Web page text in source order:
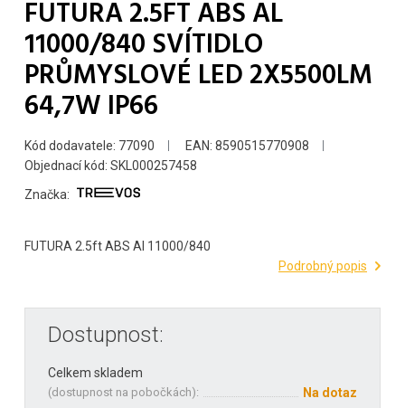
FUTURA 2.5FT ABS AL
11000/840 SVÍTIDLO
PRŮMYSLOVÉ LED 2X5500LM
64,7W IP66
Kód dodavatele: 77090
EAN: 8590515770908
Objednací kód: SKL000257458
Značka:
FUTURA 2.5ft ABS Al 11000/840
Podrobný popis
Dostupnost:
Celkem skladem
(dostupnost na pobočkách):
Na dotaz